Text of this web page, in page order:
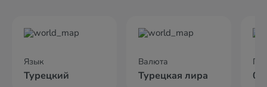
Язык
Турецкий
Валюта
Турецкая лира